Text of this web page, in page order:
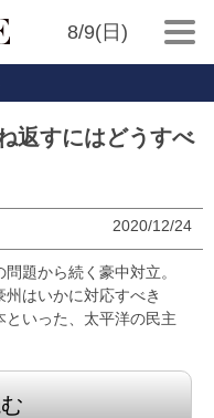
8/9(日)
返すにはどうすべ
2020/12/24
題から続く豪中対立。
はいかに対応すべき
いった、太平洋の民主